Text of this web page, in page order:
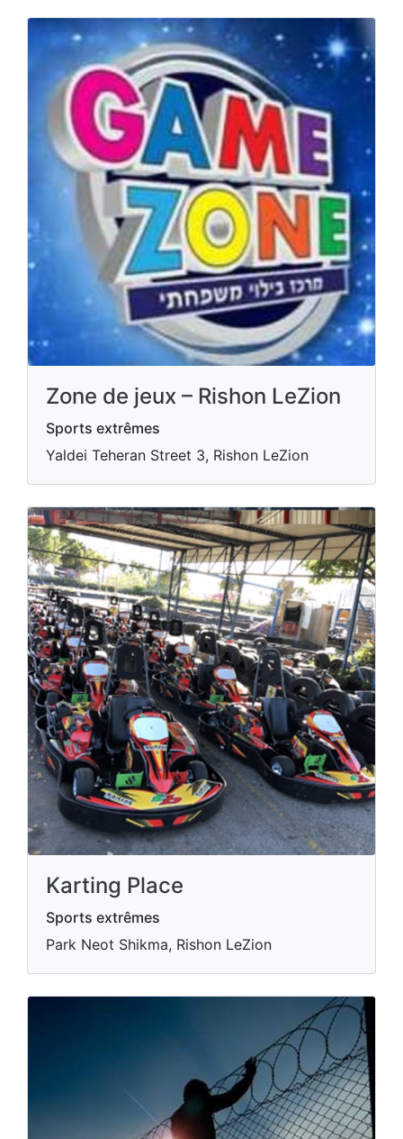
Zone de jeux – Rishon LeZion
Sports extrêmes
Yaldei Teheran Street 3, Rishon LeZion
Karting Place
Sports extrêmes
Park Neot Shikma, Rishon LeZion